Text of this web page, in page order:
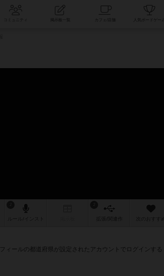
コミュニティ
作 次のおすすめ
ィールの都道府県が設定されたアカウントでログインする